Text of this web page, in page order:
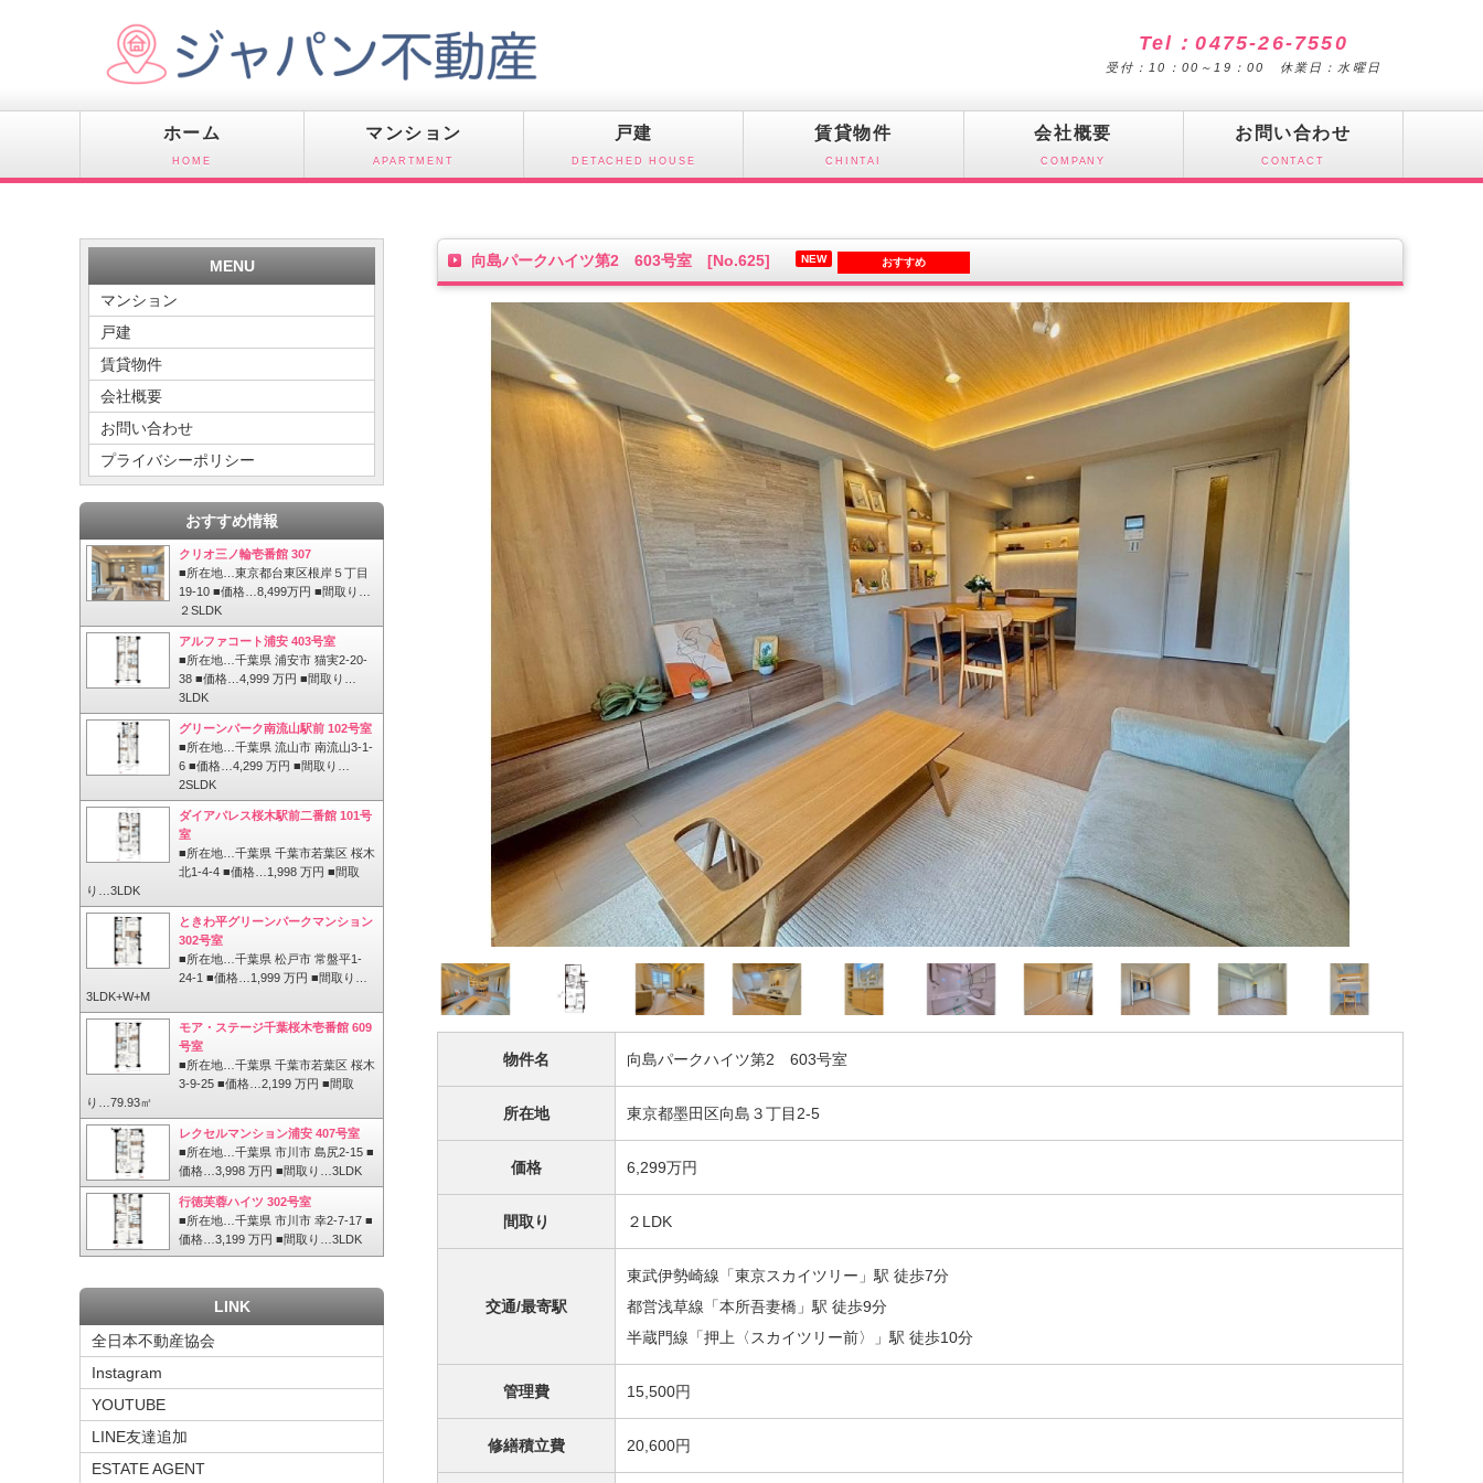
Tel：0475-26-7550
受付：10：00～19：00 休業日：水曜日
ホーム
HOME
マンション
APARTMENT
戸建
DETACHED HOUSE
賃貸物件
CHINTAI
会社概要
COMPANY
お問い合わせ
CONTACT
向島パークハイツ第2 603号室 [No.625] NEW おすすめ
物件名 向島パークハイツ第2 603号室
所在地 東京都墨田区向島３丁目2-5
価格 6,299万円
間取り ２LDK
交通/最寄駅
東武伊勢崎線「東京スカイツリー」駅 徒歩7分
都営浅草線「本所吾妻橋」駅 徒歩9分
半蔵門線「押上〈スカイツリー前〉」駅 徒歩10分
管理費 15,500円
修繕積立費 20,600円
MENU
マンション
戸建
賃貸物件
会社概要
お問い合わせ
プライバシーポリシー
おすすめ情報
クリオ三ノ輪壱番館 307
■所在地…東京都台東区根岸５丁目
19-10 ■価格…8,499万円 ■間取り…
２SLDK
アルファコート浦安 403号室
■所在地…千葉県 浦安市 猫実2-20-
38 ■価格…4,999 万円 ■間取り…
3LDK
グリーンパーク南流山駅前 102号室
■所在地…千葉県 流山市 南流山3-1-
6 ■価格…4,299 万円 ■間取り…
2SLDK
ダイアパレス桜木駅前二番館 101号
室
■所在地…千葉県 千葉市若葉区 桜木
北1-4-4 ■価格…1,998 万円 ■間取
り…3LDK
ときわ平グリーンパークマンション
302号室
■所在地…千葉県 松戸市 常盤平1-
24-1 ■価格…1,999 万円 ■間取り…
3LDK+W+M
モア・ステージ千葉桜木壱番館 609
号室
■所在地…千葉県 千葉市若葉区 桜木
3-9-25 ■価格…2,199 万円 ■間取
り…79.93㎡
レクセルマンション浦安 407号室
■所在地…千葉県 市川市 島尻2-15 ■
価格…3,998 万円 ■間取り…3LDK
行徳芙蓉ハイツ 302号室
■所在地…千葉県 市川市 幸2-7-17 ■
価格…3,199 万円 ■間取り…3LDK
LINK
全日本不動産協会
Instagram
YOUTUBE
LINE友達追加
ESTATE AGENT